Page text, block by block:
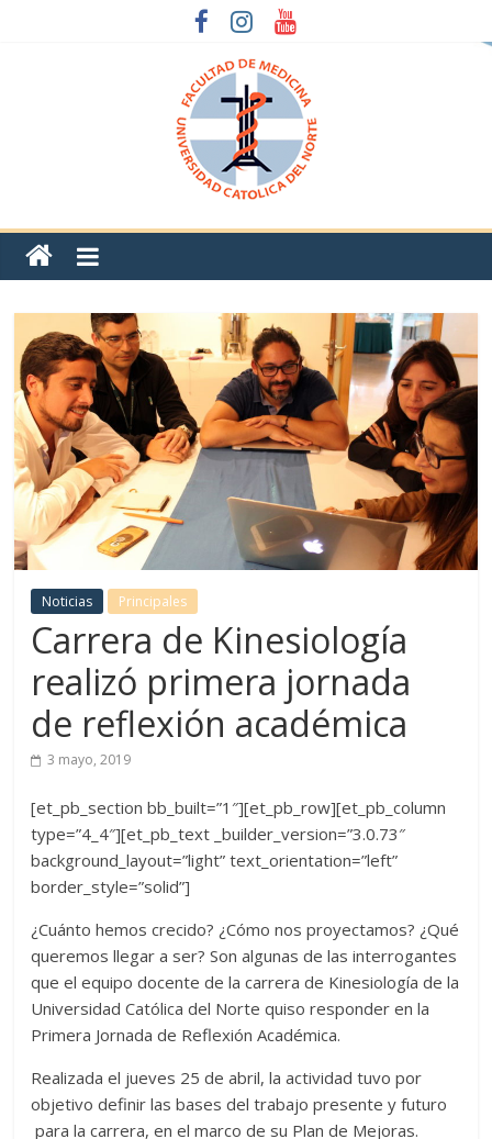
Noticias Principales
Carrera de Kinesiología
realizó primera jornada
de reflexión académica
3 mayo, 2019
[et_pb_section bb_built=”1″][et_pb_row][et_pb_column
type=”4_4″][et_pb_text _builder_version=”3.0.73″
background_layout=”light” text_orientation=”left”
border_style=”solid”]
¿Cuánto hemos crecido? ¿Cómo nos proyectamos? ¿Qué
queremos llegar a ser? Son algunas de las interrogantes
que el equipo docente de la carrera de Kinesiología de la
Universidad Católica del Norte quiso responder en la
Primera Jornada de Reflexión Académica.
Realizada el jueves 25 de abril, la actividad tuvo por
objetivo definir las bases del trabajo presente y futuro
para la carrera, en el marco de su Plan de Mejoras.